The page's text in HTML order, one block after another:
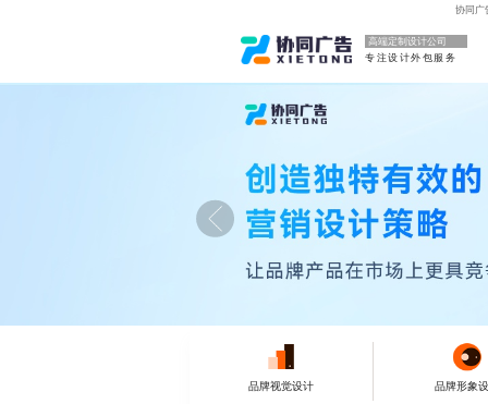
协同广
高端定制设计公司
专注设计外包服务
品牌视觉设计 品牌形象